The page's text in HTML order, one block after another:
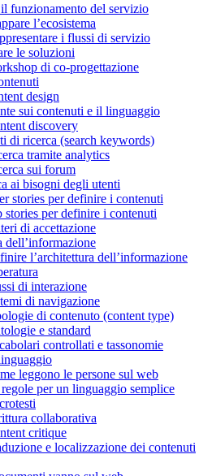
funzionamento del servizio
l’ecosistema
i flussi di servizio
le soluzioni
di co-progettazione
design
sui contenuti e il linguaggio
discovery
di ricerca (search keywords)
tramite analytics
sui forum
ai bisogni degli utenti
stories per definire i contenuti
stories per definire i contenuti
di accettazione
dell’informazione
l’architettura dell’informazione
di interazione
di navigazione
di contenuto (content type)
e standard
controllati e tassonomie
leggono le persone sul web
per un linguaggio semplice
collaborativa
critique
e localizzazione dei contenuti